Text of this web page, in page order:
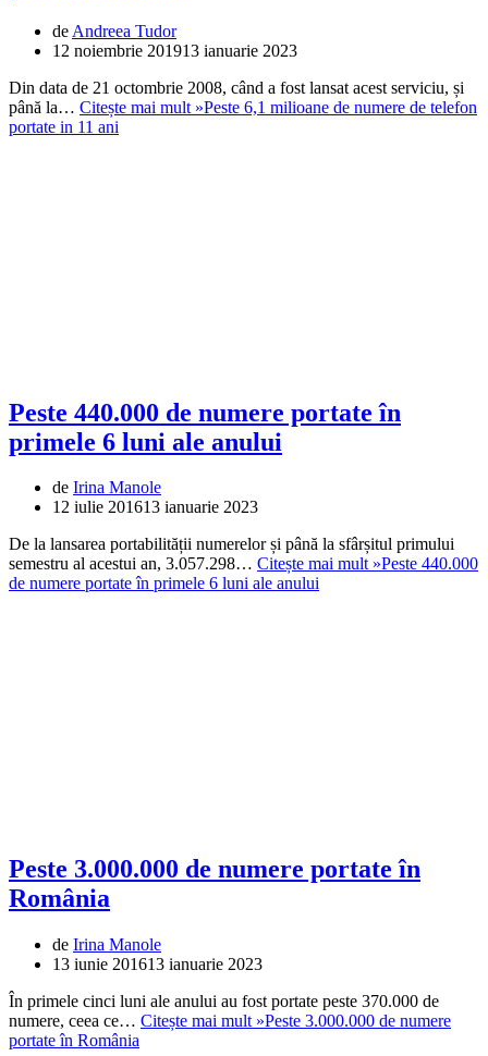
de Andreea Tudor
12 noiembrie 201913 ianuarie 2023
Din data de 21 octombrie 2008, când a fost lansat acest serviciu, și
până la… Citește mai mult »Peste 6,1 milioane de numere de telefon
portate in 11 ani
Peste 440.000 de numere portate în
primele 6 luni ale anului
de Irina Manole
12 iulie 201613 ianuarie 2023
De la lansarea portabilității numerelor și până la sfârșitul primului
semestru al acestui an, 3.057.298… Citește mai mult »Peste 440.000
de numere portate în primele 6 luni ale anului
Peste 3.000.000 de numere portate în
România
de Irina Manole
13 iunie 201613 ianuarie 2023
În primele cinci luni ale anului au fost portate peste 370.000 de
numere, ceea ce… Citește mai mult »Peste 3.000.000 de numere
portate în România